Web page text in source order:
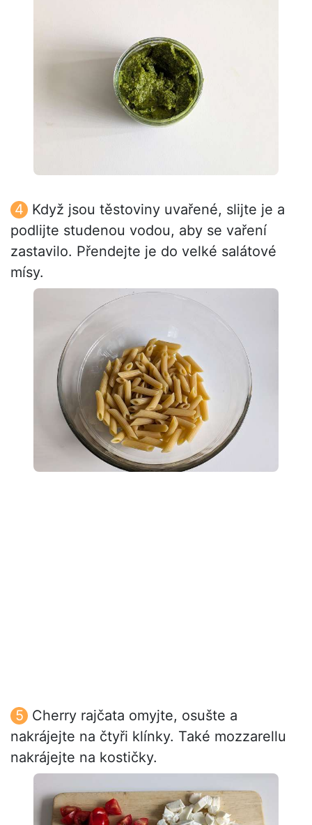
Když jsou těstoviny uvařené, slijte je a
podlijte studenou vodou, aby se vaření
zastavilo. Přendejte je do velké salátové
mísy.
Cherry rajčata omyjte, osušte a
nakrájejte na čtyři klínky. Také mozzarellu
nakrájejte na kostičky.